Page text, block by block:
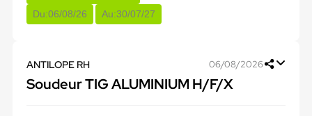
Du:06/08/26 Au:30/07/27
ANTILOPE RH 06/08/2026
Soudeur TIG ALUMINIUM H/F/X